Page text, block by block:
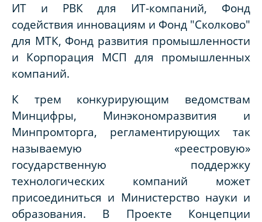
ИТ и РВК для ИТ-компаний, Фонд
содействия инновациям и Фонд "Сколково"
для МТК, Фонд развития промышленности
и Корпорация МСП для промышленных
компаний.
К трем конкурирующим ведомствам
Минцифры, Минэкономразвития и
Минпромторга, регламентирующих так
называемую «реестровую»
государственную поддержку
технологических компаний может
присоединиться и Министерство науки и
образования. В Проекте Концепции